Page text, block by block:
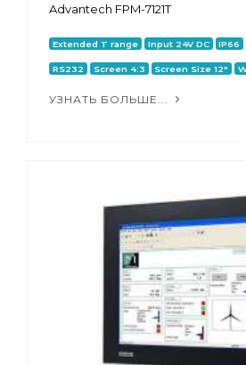
Advantech FPM-7121T
Extended T range Input 24V DC IP66
RS232 Screen 4:3 Screen Size 12"
УЗНАТЬ БОЛЬШЕ...